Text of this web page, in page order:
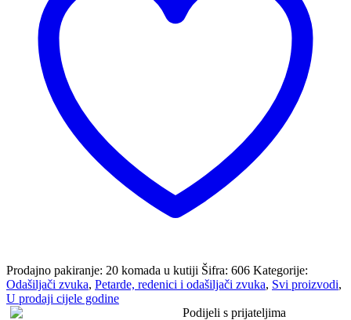
Prodajno pakiranje: 20 komada u kutiji Šifra: 606 Kategorije:
Odašiljači zvuka, Petarde, redenici i odašiljači zvuka, Svi proizvodi,
U prodaji cijele godine
Podijeli s prijateljima